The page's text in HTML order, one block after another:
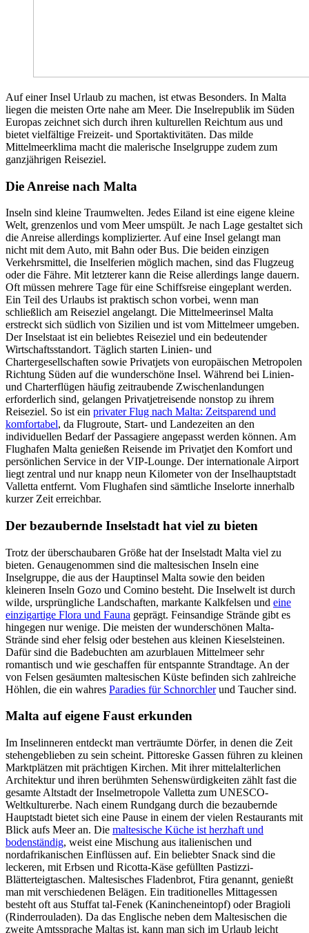
Auf einer Insel Urlaub zu machen, ist etwas Besonders. In Malta
liegen die meisten Orte nahe am Meer. Die Inselrepublik im Süden
Europas zeichnet sich durch ihren kulturellen Reichtum aus und
bietet vielfältige Freizeit- und Sportaktivitäten. Das milde
Mittelmeerklima macht die malerische Inselgruppe zudem zum
ganzjährigen Reiseziel.
Die Anreise nach Malta
Inseln sind kleine Traumwelten. Jedes Eiland ist eine eigene kleine
Welt, grenzenlos und vom Meer umspült. Je nach Lage gestaltet sich
die Anreise allerdings komplizierter. Auf eine Insel gelangt man
nicht mit dem Auto, mit Bahn oder Bus. Die beiden einzigen
Verkehrsmittel, die Inselferien möglich machen, sind das Flugzeug
oder die Fähre. Mit letzterer kann die Reise allerdings lange dauern.
Oft müssen mehrere Tage für eine Schiffsreise eingeplant werden.
Ein Teil des Urlaubs ist praktisch schon vorbei, wenn man
schließlich am Reiseziel angelangt. Die Mittelmeerinsel Malta
erstreckt sich südlich von Sizilien und ist vom Mittelmeer umgeben.
Der Inselstaat ist ein beliebtes Reiseziel und ein bedeutender
Wirtschaftsstandort. Täglich starten Linien- und
Chartergesellschaften sowie Privatjets von europäischen Metropolen
Richtung Süden auf die wunderschöne Insel. Während bei Linien-
und Charterflügen häufig zeitraubende Zwischenlandungen
erforderlich sind, gelangen Privatjetreisende nonstop zu ihrem
Reiseziel. So ist ein privater Flug nach Malta: Zeitsparend und
komfortabel, da Flugroute, Start- und Landezeiten an den
individuellen Bedarf der Passagiere angepasst werden können. Am
Flughafen Malta genießen Reisende im Privatjet den Komfort und
persönlichen Service in der VIP-Lounge. Der internationale Airport
liegt zentral und nur knapp neun Kilometer von der Inselhauptstadt
Valletta entfernt. Vom Flughafen sind sämtliche Inselorte innerhalb
kurzer Zeit erreichbar.
Der bezaubernde Inselstadt hat viel zu bieten
Trotz der überschaubaren Größe hat der Inselstadt Malta viel zu
bieten. Genaugenommen sind die maltesischen Inseln eine
Inselgruppe, die aus der Hauptinsel Malta sowie den beiden
kleineren Inseln Gozo und Comino besteht. Die Inselwelt ist durch
wilde, ursprüngliche Landschaften, markante Kalkfelsen und eine
einzigartige Flora und Fauna geprägt. Feinsandige Strände gibt es
hingegen nur wenige. Die meisten der wunderschönen Malta-
Strände sind eher felsig oder bestehen aus kleinen Kieselsteinen.
Dafür sind die Badebuchten am azurblauen Mittelmeer sehr
romantisch und wie geschaffen für entspannte Strandtage. An der
von Felsen gesäumten maltesischen Küste befinden sich zahlreiche
Höhlen, die ein wahres Paradies für Schnorchlerund Taucher sind.
Malta auf eigene Faust erkunden
Im Inselinneren entdeckt man verträumte Dörfer, in denen die Zeit
stehengeblieben zu sein scheint. Pittoreske Gassen führen zu kleinen
Marktplätzen mit prächtigen Kirchen. Mit ihrer mittelalterlichen
Architektur und ihren berühmten Sehenswürdigkeiten zählt fast die
gesamte Altstadt der Inselmetropole Valletta zum UNESCO-
Weltkulturerbe. Nach einem Rundgang durch die bezaubernde
Hauptstadt bietet sich eine Pause in einem der vielen Restaurants mit
Blick aufs Meer an. Die maltesische Küche ist herzhaft und
bodenständig, weist eine Mischung aus italienischen und
nordafrikanischen Einflüssen auf. Ein beliebter Snack sind die
leckeren, mit Erbsen und Ricotta-Käse gefüllten Pastizzi-
Blätterteigtaschen. Maltesisches Fladenbrot, Ftira genannt, genießt
man mit verschiedenen Belägen. Ein traditionelles Mittagessen
besteht oft aus Stuffat tal-Fenek (Kanincheneintopf) oder Bragioli
(Rinderrouladen). Da das Englische neben dem Maltesischen die
zweite Amtssprache Maltas ist, kann man sich im Urlaub leicht